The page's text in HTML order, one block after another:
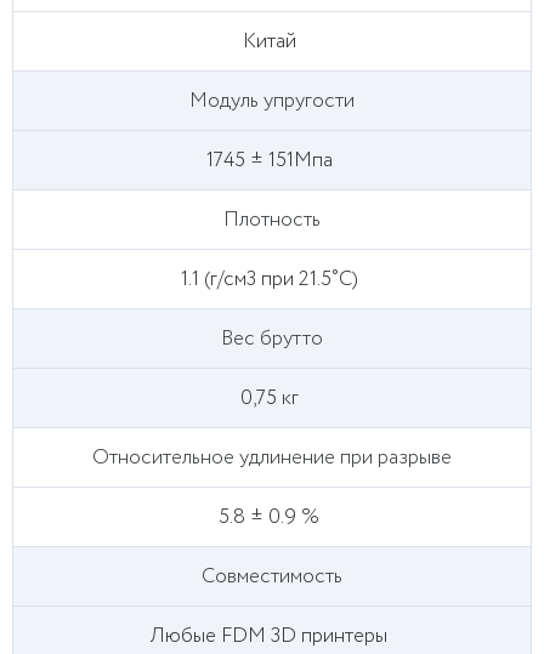
Китай
Модуль упругости
1745 ± 151Мпа
Плотность
1.1 (г/см3 при 21.5˚C)
Вес брутто
0,75 кг
Относительное удлинение при разрыве
5.8 ± 0.9 %
Совместимость
Любые FDM 3D принтеры